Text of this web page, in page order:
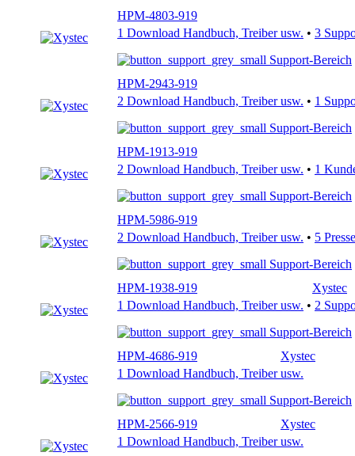
HPM-4803-919
1 Download Handbuch, Treiber usw. • 3
Support-Bereich
HPM-2943-919
2 Download Handbuch, Treiber usw. • 1
Support-Bereich
HPM-1913-919
2 Download Handbuch, Treiber usw. • 1
Support-Bereich
HPM-5986-919
2 Download Handbuch, Treiber usw. • 5
Support-Bereich
HPM-1938-919
Xystec
1 Download Handbuch, Treiber usw. • 2
Support-Bereich
HPM-4686-919
Xystec
1 Download Handbuch, Treiber usw.
Support-Bereich
HPM-2566-919
Xystec
1 Download Handbuch, Treiber usw.